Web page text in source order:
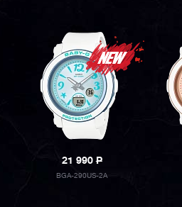
21 990P
BGA-290US-2A